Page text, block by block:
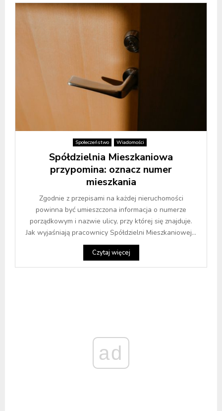
Społeczeństwo Wiadomości
Spółdzielnia Mieszkaniowa
przypomina: oznacz numer
mieszkania
Zgodnie z przepisami na każdej nieruchomości
powinna być umieszczona informacja o numerze
porządkowym i nazwie ulicy, przy której się znajduje.
Jak wyjaśniają pracownicy Spółdzielni Mieszkaniowej...
Czytaj więcej
ad